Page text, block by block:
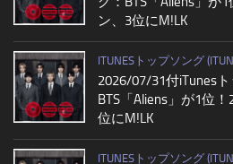
ン、3位にM!LK
ITUNESトップソング
2026/07/31付iTunesト
BTS「Aliens」が1位
位にM!LK
ITUNESトップソング